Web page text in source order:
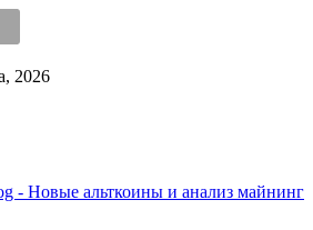
2026
- Новые альткоины и анализ майнинг